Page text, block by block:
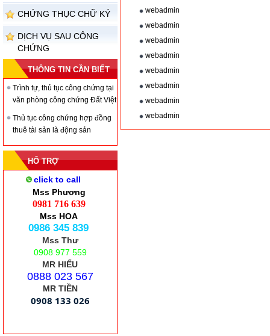
Chi tiết
CHỨNG THỤC CHỮ KÝ
DỊCH VỤ SAU CÔNG
CHỨNG
THÔNG TIN CẦN BIẾT
Trình tự, thủ tục công chứng tại
văn phòng công chứng Đất Việt
Thủ tục công chứng hợp đồng
thuê tài sản là động sản
HỔ TRỢ
click to call
Mss Phương
0981 716 639
Mss HOA
0986 345 839
Mss Thư
0908 977 559
MR HIẾU
0888 023 567
MR TIỀN
0908 133 026
webadmin
webadmin
webadmin
webadmin
webadmin
webadmin
webadmin
webadmin